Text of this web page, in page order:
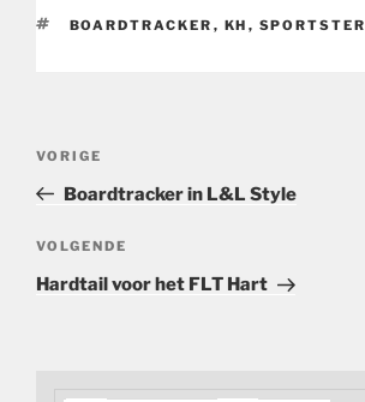
TAGS
BOARDTRACKER , KH , SPORTSTER
Vorig
bericht
VORIGE
Boardtracker in L&L Style
Volgend
bericht
VOLGENDE
Hardtail voor het FLT Hart